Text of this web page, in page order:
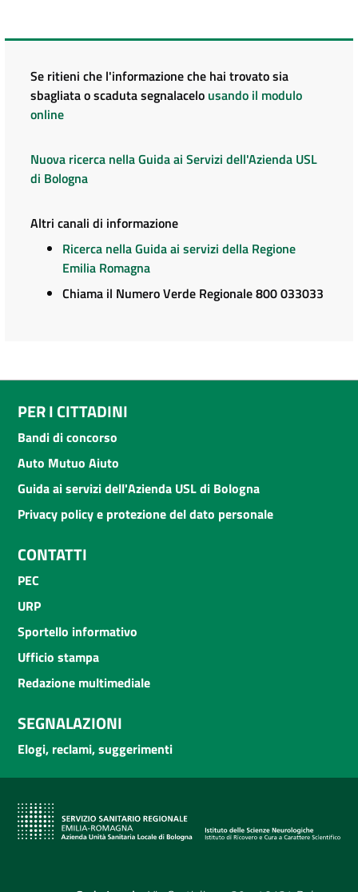
Se ritieni che l'informazione che hai trovato sia
sbagliata o scaduta segnalacelo usando il modulo
online
Nuova ricerca nella Guida ai Servizi dell'Azienda USL
di Bologna
Altri canali di informazione
Ricerca nella Guida ai servizi della Regione
Emilia Romagna
Chiama il Numero Verde Regionale 800 033033
PER I CITTADINI
Bandi di concorso
Auto Mutuo Aiuto
Guida ai servizi dell'Azienda USL di Bologna
Privacy policy e protezione del dato personale
CONTATTI
PEC
URP
Sportello informativo
Ufficio stampa
Redazione multimediale
SEGNALAZIONI
Elogi, reclami, suggerimenti